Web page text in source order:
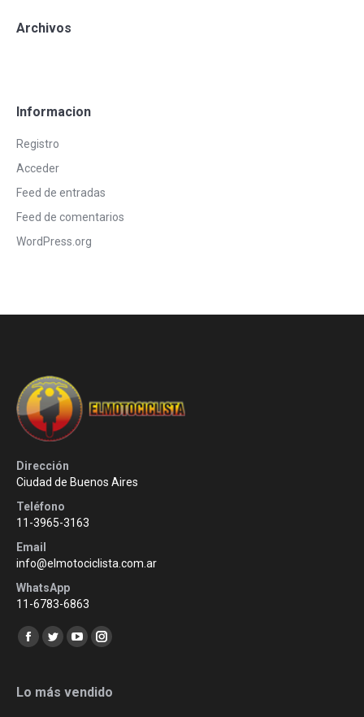
Archivos
Informacion
Registro
Acceder
Feed de entradas
Feed de comentarios
WordPress.org
Dirección
Ciudad de Buenos Aires
Teléfono
11-3965-3163
Email
info@elmotociclista.com.ar
WhatsApp
11-6783-6863
Encuéntranos en:
Facebook
opens
Twitter
opens
YouTube
opens
Instagram
opens
Lo más vendido